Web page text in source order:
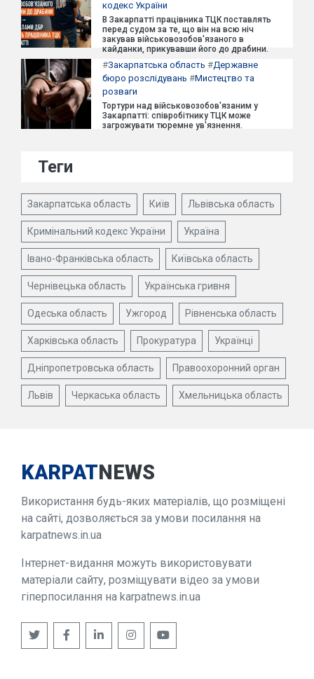
кодекс України
В Закарпатті працівника ТЦК поставлять
перед судом за те, що він на всю ніч
закував військовозобов'язаного в
кайданки, прикувавши його до драбини.
#Закарпатська область #Державне
бюро розслідувань #Мистецтво та
розваги
Тортури над військовозобов'язаним у
Закарпатті: співробітнику ТЦК може
загрожувати тюремне ув'язнення.
Теги
Закарпатська область Київ Львівська область
Кримінальний кодекс України Україна
Івано-Франківська область Київська область
Чернівецька область Українська гривня
Одеська область Ужгород Рівненська область
Харківська область Прокуратура Українці
Дніпропетровська область Правоохоронний орган
Львів Черкаська область Хмельницька область
KARPATNEWS
Використання будь-яких матеріалів, що розміщені
на сайті, дозволяється за умови посилання на
karpatnews.in.ua
Інтернет-видання можуть використовувати
матеріали сайту, розміщувати відео за умови
гіперпосилання на karpatnews.in.ua